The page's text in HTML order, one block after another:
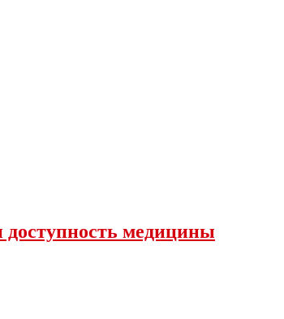
доступность медицины